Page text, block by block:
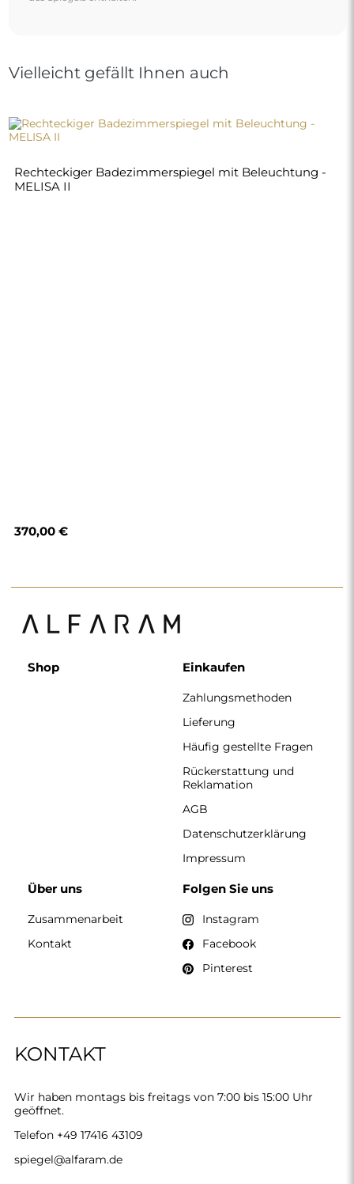
Vielleicht gefällt Ihnen auch
Rechteckiger Badezimmerspiegel mit Beleuchtung -
MELISA II
370,00 €
KONTAKT
Wir haben montags bis freitags von 7:00 bis 15:00 Uhr
geöffnet.
Telefon +49 17416 43109
spiegel@alfaram.de
Shop Einkaufen
Zahlungsmethoden
Lieferung
Häufig gestellte Fragen
Rückerstattung und
Reklamation
AGB
Datenschutzerklärung
Impressum
Über uns
Zusammenarbeit
Kontakt
Folgen Sie uns
Instagram
Facebook
Pinterest